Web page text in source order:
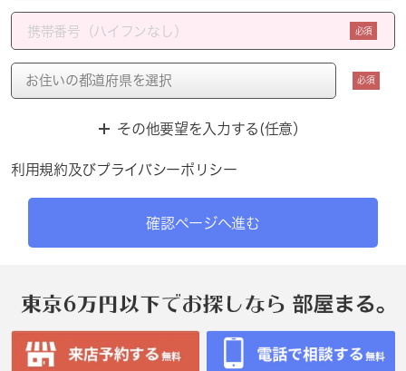
必須
必須
その他要望を入力する(任意）
利用規約及びプライバシーポリシー
確認ページへ進む